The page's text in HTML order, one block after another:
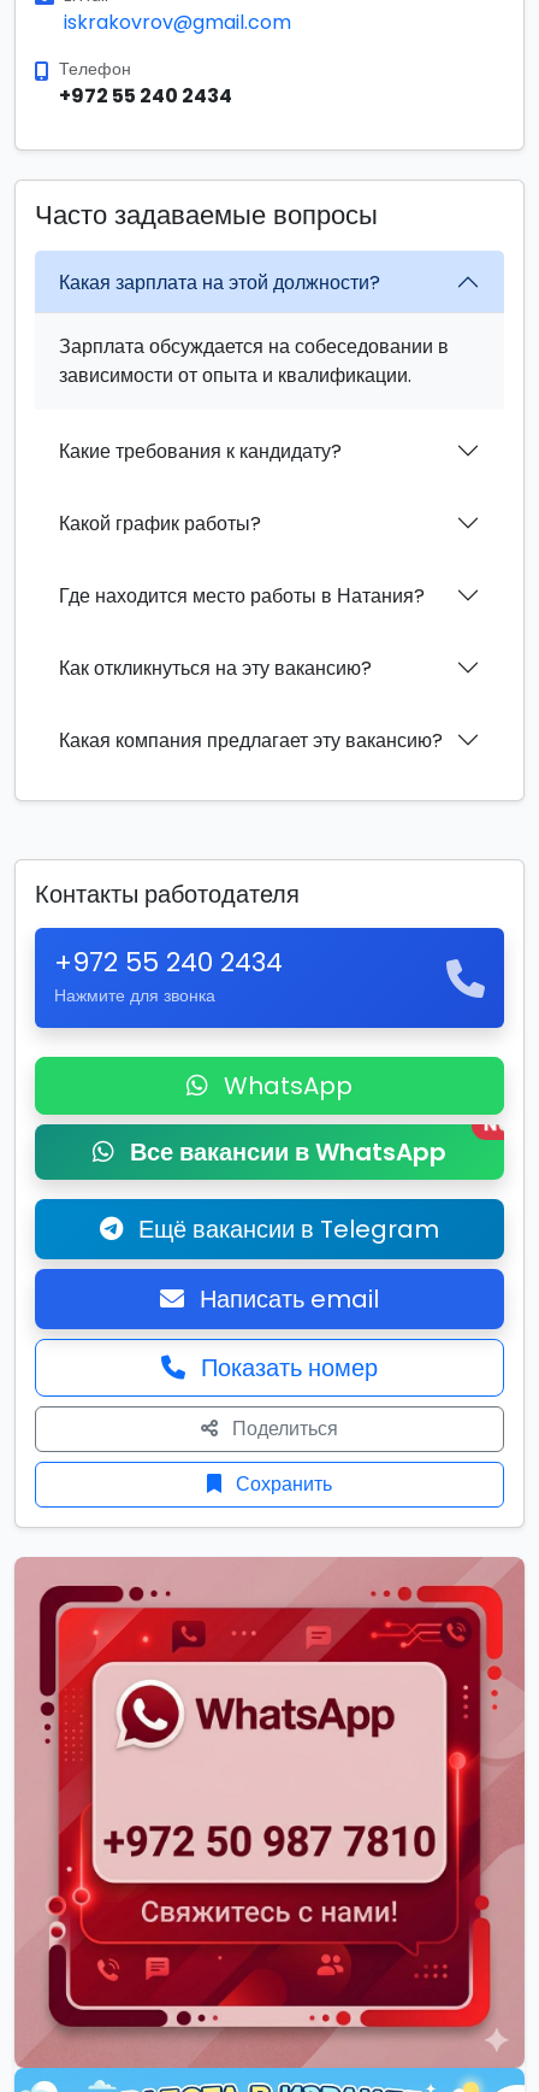
iskrakovrov@gmail.com
Телефон
+972 55 240 2434
Часто задаваемые вопросы
Какая зарплата на этой должности?
Зарплата обсуждается на собеседовании в
зависимости от опыта и квалификации.
Какие требования к кандидату?
Какой график работы?
Где находится место работы в Натания?
Как откликнуться на эту вакансию?
Какая компания предлагает эту вакансию?
Контакты работодателя
+972 55 240 2434
Нажмите для звонка
WhatsApp
Все вакансии в WhatsApp
New
Ещё вакансии в Telegram
Написать email
Показать номер
Поделиться
Сохранить